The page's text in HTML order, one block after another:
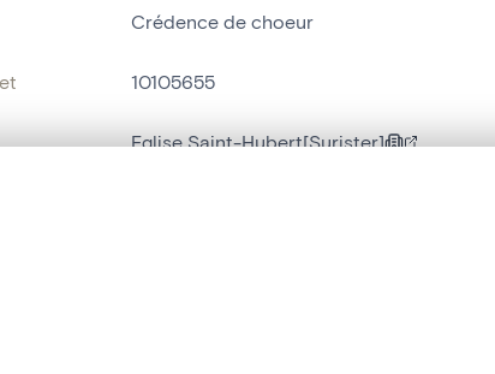
Crédence de choeur
10105655
Eglise Saint-Hubert[Surister]